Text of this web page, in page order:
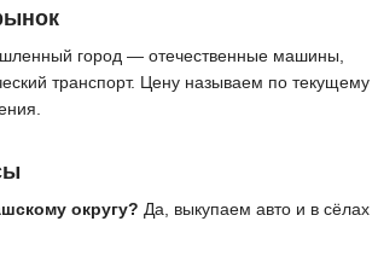
город — отечественные машины,
транспорт. Цену называем по текущему
округу? Да, выкупаем авто и в сёлах